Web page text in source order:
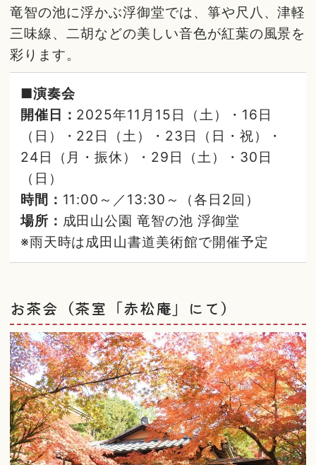
竜智の池に浮かぶ浮御堂では、箏や尺八、津軽
三味線、二胡などの美しい音色が紅葉の風景を
彩ります。
■演奏会
開催日： 2025年11月15日（土）・16日
（日）・22日（土）・23日（日・祝）・
24日（月・振休）・29日（土）・30日
（日）
時間： 11:00～／13:30～（各日2回）
場所： 成田山公園 竜智の池 浮御堂
※雨天時は成田山書道美術館で開催予定
お茶会（茶室「赤松庵」にて）